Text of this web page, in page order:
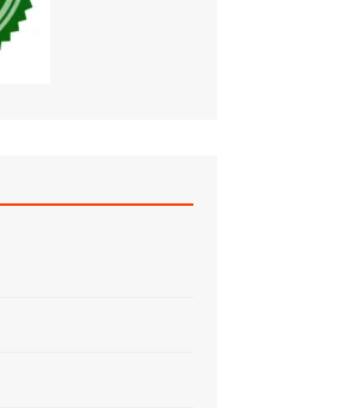
Buffeella Viking